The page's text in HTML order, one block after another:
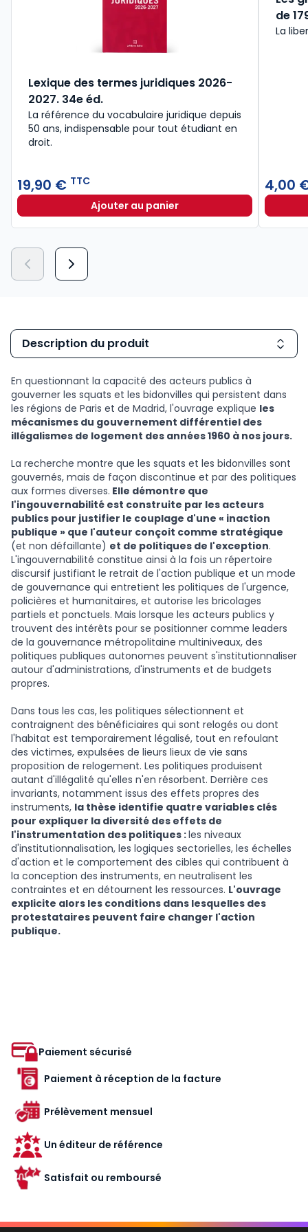
Lexique des termes juridiques 2026-
2027. 34e éd.
La référence du vocabulaire juridique depuis
50 ans, indispensable pour tout étudiant en
droit.​
19,90 € TTC
Ajouter au panierLexique des termes juridiques
de
La
4,00
Description du produit
En questionnant la capacité des acteurs publics à
gouverner les squats et les bidonvilles qui persistent dans
les régions de Paris et de Madrid, l'ouvrage explique les
mécanismes du gouvernement différentiel des
illégalismes de logement des années 1960 à nos jours.
La recherche montre que les squats et les bidonvilles sont
gouvernés, mais de façon discontinue et par des politiques
aux formes diverses. Elle démontre que
l'ingouvernabilité est construite par les acteurs
publics pour justifier le couplage d'une « inaction
publique » que l'auteur conçoit comme stratégique
(et non défaillante) et de politiques de l'exception.
L'ingouvernabilité constitue ainsi à la fois un répertoire
discursif justifiant le retrait de l'action publique et un mode
de gouvernance qui entretient les politiques de l'urgence,
policières et humanitaires, et autorise les bricolages
partiels et ponctuels. Mais lorsque les acteurs publics y
trouvent des intérêts pour se positionner comme leaders
de la gouvernance métropolitaine multiniveaux, des
politiques publiques autonomes peuvent s'institutionnaliser
autour d'administrations, d'instruments et de budgets
propres.
Dans tous les cas, les politiques sélectionnent et
contraignent des bénéficiaires qui sont relogés ou dont
l'habitat est temporairement légalisé, tout en refoulant
des victimes, expulsées de lieurs lieux de vie sans
proposition de relogement. Les politiques produisent
autant d'illégalité qu'elles n'en résorbent. Derrière ces
invariants, notamment issus des effets propres des
instruments, la thèse identifie quatre variables clés
pour expliquer la diversité des effets de
l'instrumentation des politiques :les niveaux
d'institutionnalisation, les logiques sectorielles, les échelles
d'action et le comportement des cibles qui contribuent à
la conception des instruments, en neutralisent les
contraintes et en détournent les ressources. L'ouvrage
explicite alors les conditions dans lesquelles des
protestataires peuvent faire changer l'action
publique.
Paiement sécurisé
Paiement à réception de la facture
Prélèvement mensuel
Un éditeur de référence
Satisfait ou remboursé